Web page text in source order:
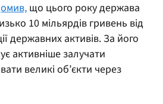
що цього року держава
10 мільярдів гривень від
державних активів. За його
активніше залучати
великі об’єкти через